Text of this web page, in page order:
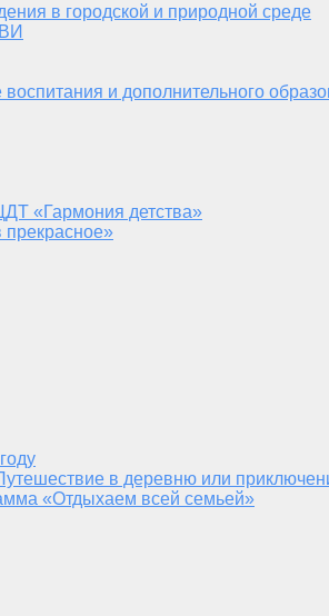
в городской и природной среде
и дополнительного
«Гармония детства»
в деревню или
«Отдыхаем всей семьей»